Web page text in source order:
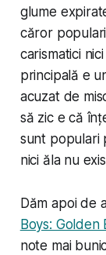
glume
căror
carismatici
principală e
acuzat de
să zic e că
sunt populari
nici ăla nu
Dăm apoi de
Boys: Golden
note mai